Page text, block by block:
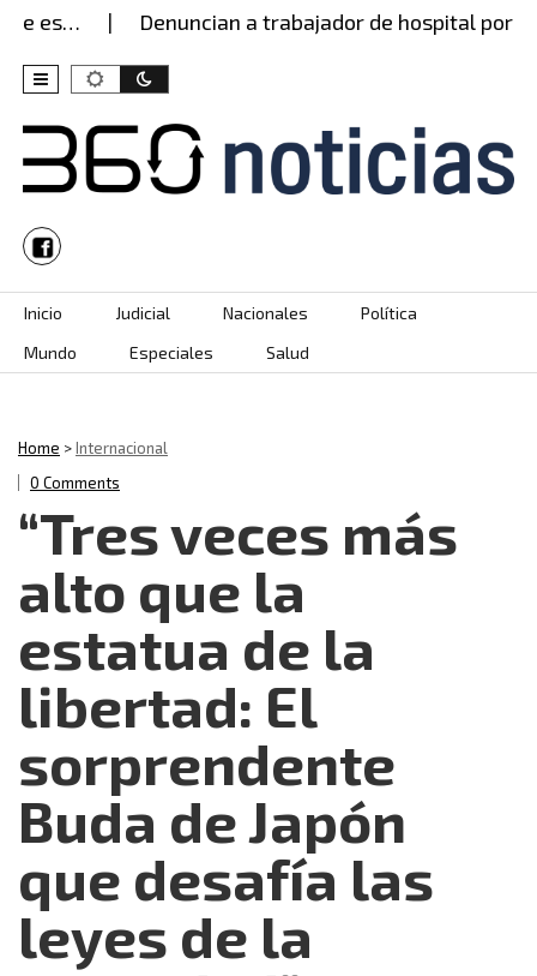
Denuncian a trabajador de hospital por
Skip to content
Inicio Judicial Nacionales
Política
Mundo
Especiales Salud
Home >Internacional
0 Comments
“Tres veces más
alto que la
estatua de la
libertad: El
sorprendente
Buda de Japón
que desafía las
leyes de la